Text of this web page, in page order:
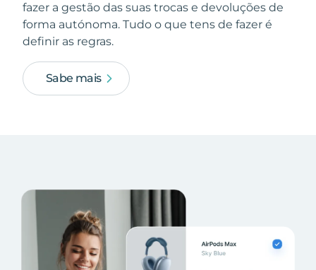
fazer a gestão das suas trocas e devoluções de
forma autónoma. Tudo o que tens de fazer é
definir as regras.
Sabe mais